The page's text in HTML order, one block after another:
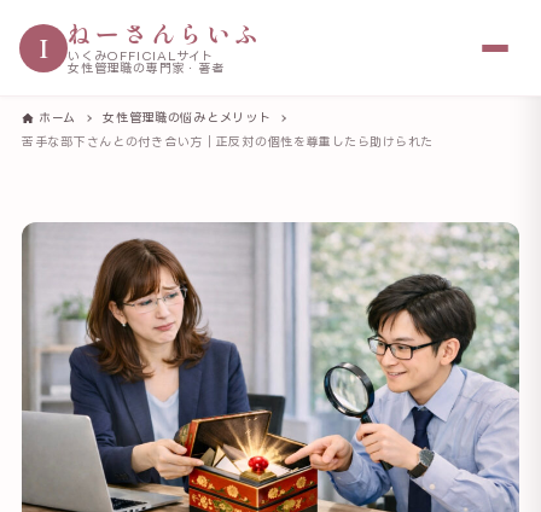
I ねーさんらいふ
いくみOFFICIALサイト
女性管理職の専門家・著者
ホーム
女性管理職の悩みとメリット
苦手な部下さんとの付き合い方｜正反対の個性を尊重したら助けられた